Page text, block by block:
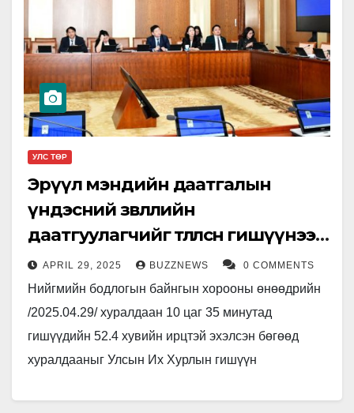
УЛС ТӨР
Эрүүл мэндийн даатгалын
үндэсний зөвлөлийн
даатгуулагчийг төлөөлсөн гишүүнээр
Б.Рагчааг томилохыг дэмжив
APRIL 29, 2025 BUZZNEWS 0 COMMENTS
Нийгмийн бодлогын байнгын хорооны өнөөдрийн
/2025.04.29/ хуралдаан 10 цаг 35 минутад
гишүүдийн 52.4 хувийн ирцтэй эхэлсэн бөгөөд
хуралдааныг Улсын Их Хурлын гишүүн